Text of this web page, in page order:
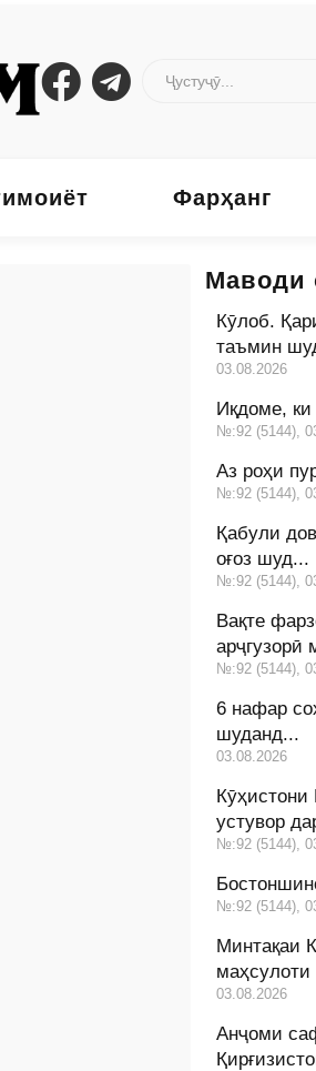
Фарҳанг
Маводи
Кӯлоб.
таъмин
03.08.2026
Иқдоме,
№:92 (5144),
Аз роҳи
№:92 (5144),
Қабули
оғоз шуд...
№:92 (5144),
Вақте
арҷгузорӣ
№:92 (5144),
6 нафар
шуданд...
03.08.2026
устувор
№:92 (5144),
№:92 (5144),
Минтақаи
03.08.2026
Анҷоми